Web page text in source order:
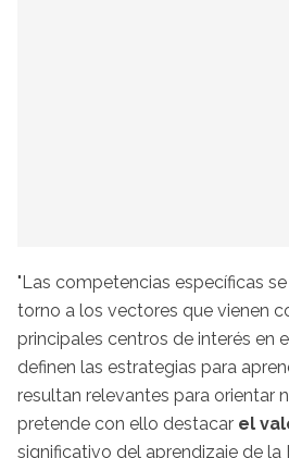
"Las competencias específicas
torno a los vectores que vienen
principales centros de interés en
definen las estrategias para
resultan relevantes para orientar
pretende con ello destacar el
significativo del aprendizaje de la